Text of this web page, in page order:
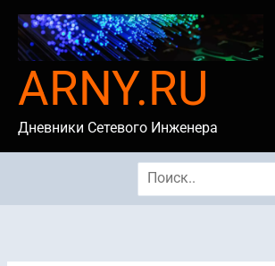
content
ARNY.RU
Дневники Сетевого Инженера
Search